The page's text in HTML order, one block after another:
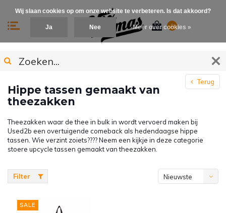
0
Terug
Hippe tassen gemaakt van
theezakken
Theezakken waar de thee in bulk in wordt vervoerd maken bij
Used2b een overtuigende comeback als hedendaagse hippe
tassen. Wie verzint zoiets???? Neem een kijkje in deze categorie
stoere upcycle tassen gemaakt van theezakken.
Filter
Nieuwste
SALE
Wij slaan cookies op om onze website te verbeteren. Is dat akkoord?
Ja Nee Meer over cookies »